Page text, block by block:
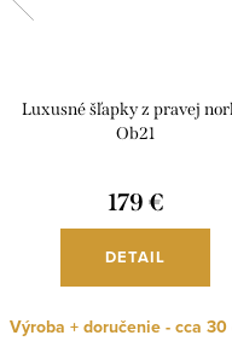
Luxusné šľapky z pravej
Ob21
179 €
DETAIL
Výroba + doručenie - cca 30